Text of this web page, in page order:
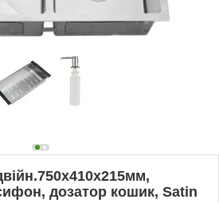
дозатор кошик, Satin